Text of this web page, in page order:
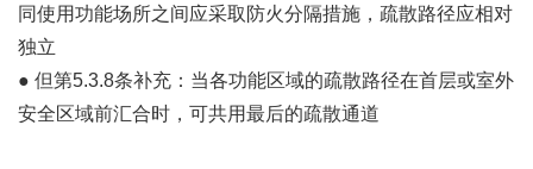
同使用功能场所之间应采取防火分隔措施，疏散路径应相对
独立
● 但第5.3.8条补充：当各功能区域的疏散路径在首层或室外
安全区域前汇合时，可共用最后的疏散通道